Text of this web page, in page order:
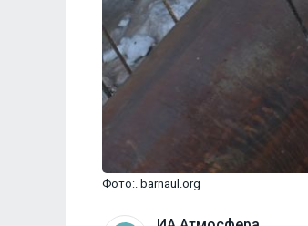
Фото:. barnaul.org